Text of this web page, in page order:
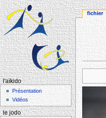
Aller à :
fichier
l'aïkido
Présentation
Vidéos
le jodo